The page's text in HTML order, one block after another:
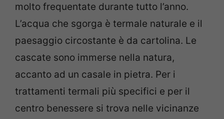
molto frequentate durante tutto l’anno.
L’acqua che sgorga è termale naturale e il
paesaggio circostante è da cartolina. Le
cascate sono immerse nella natura,
accanto ad un casale in pietra. Per i
trattamenti termali più specifici e per il
centro benessere si trova nelle vicinanze